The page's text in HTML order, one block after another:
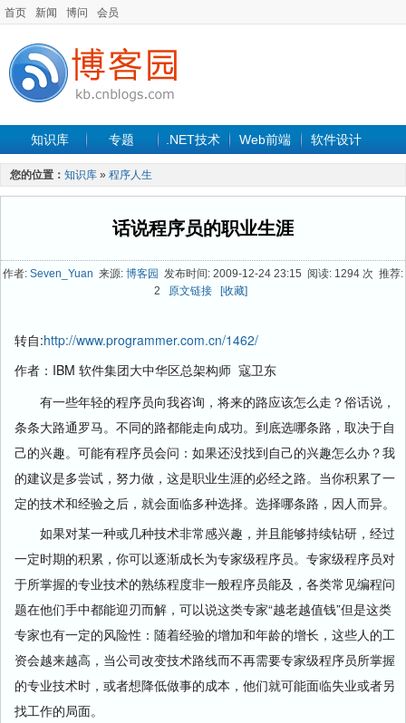
首页 新闻 博问 会员
知识库 专题 .NET技术 Web前端 软件设计
手机开发 软件工程
最新文章
您的位置： 知识库 » 程序人生
话说程序员的职业生涯
作者: Seven_Yuan 来源: 博客园 发布时间: 2009-12-24 23:15 阅读: 1294 次 推荐:
2
原文链接 [收藏]
转自:http://www.programmer.com.cn/1462/
作者： IBM 软件集团大中华区总架构师 寇卫东
有一些年轻的程序员向我咨询，将来的路应该怎么走？俗话说，
条条大路通罗马。不同的路都能走向成功。到底选哪条路，取决于自
己的兴趣。可能有程序员会问：如果还没找到自己的兴趣怎么办？我
的建议是多尝试，努力做，这是职业生涯的必经之路。当你积累了一
定的技术和经验之后，就会面临多种选择。选择哪条路，因人而异。
如果对某一种或几种技术非常感兴趣，并且能够持续钻研，经过
一定时期的积累，你可以逐渐成长为专家级程序员。专家级程序员对
于所掌握的专业技术的熟练程度非一般程序员能及，各类常见编程问
题在他们手中都能迎刃而解，可以说这类专家“越老越值钱”但是这类
专家也有一定的风险性：随着经验的增加和年龄的增长，这些人的工
资会越来越高，当公司改变技术路线而不再需要专家级程序员所掌握
的专业技术时，或者想降低做事的成本，他们就可能面临失业或者另
找工作的局面。